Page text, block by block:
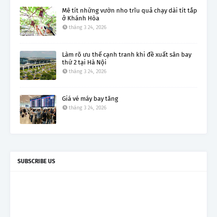
Mê tít những vườn nho trĩu quả chạy dài tít tắp
ở Khánh Hòa
tháng 3 24, 2026
Làm rõ ưu thế cạnh tranh khi đề xuất sân bay
thứ 2 tại Hà Nội
tháng 3 24, 2026
Giá vé máy bay tăng
tháng 3 24, 2026
SUBSCRIBE US